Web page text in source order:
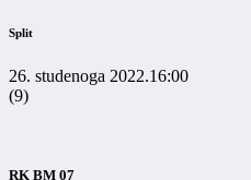
Split
26. studenoga 2022.16:00
(9)
RK BM 07